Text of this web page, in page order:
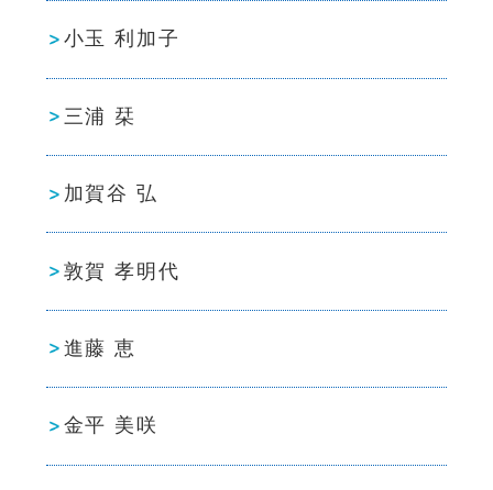
小玉 利加子
三浦 栞
加賀谷 弘
敦賀 孝明代
進藤 恵
金平 美咲